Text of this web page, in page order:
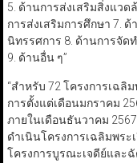
5. ด้านการส่งเสริมสิ่งแว
การส่งเสริมการศึกษา 7.
นิทรรศการ 8. ด้านการจัด
9. ด้านอื่น ๆ”
“สำหรับ 72 โครงการเฉลิ
การตั้งแต่เดือนมกราคม
ภายในเดือนธันวาคม
ดำเนินโครงการเฉลิมพระ
โครงการบูรณะเจดีย์และฉั